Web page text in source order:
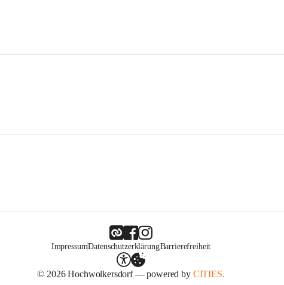
ImpressumDatenschutzerklärungBarrierefreiheit
© 2026 Hochwolkersdorf — powered by CITIES.